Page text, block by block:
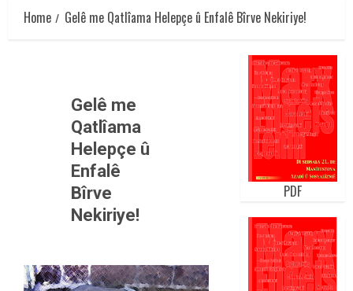
Home
Gelê me Qatlîama Helepçe û Enfalê Bîrve Nekiriye!
Gelê me
Qatlîama
Helepçe û
Enfalê
Bîrve
Nekiriye!
PDF